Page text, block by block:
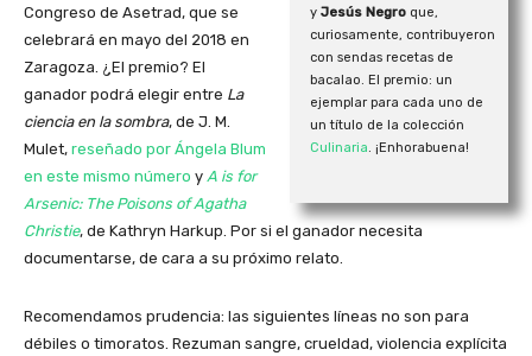
y Jesús Negroque,
curiosamente, contribuyeron
con sendas recetas de
bacalao. El premio: un
ejemplar para cada uno de
un título de la colección
Culinaria. ¡Enhorabuena!
Congreso de Asetrad, que se
celebrará en mayo del 2018 en
Zaragoza. ¿El premio? El
ganador podrá elegir entre La
ciencia en la sombra, de J. M.
Mulet, reseñado por Ángela Blum
en este mismo número y A is for
Arsenic: The Poisons of Agatha
Christie, de Kathryn Harkup. Por si el ganador necesita
documentarse, de cara a su próximo relato.
Recomendamos prudencia: las siguientes líneas no son para
débiles o timoratos. Rezuman sangre, crueldad, violencia explícita